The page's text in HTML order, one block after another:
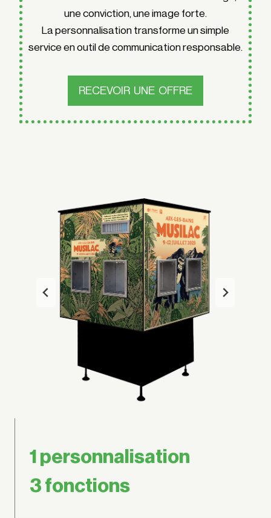
une conviction, une image forte.
La personnalisation transforme un simple
service en outil de communication responsable.
RECEVOIR UNE OFFRE
1 personnalisation
3 fonctions